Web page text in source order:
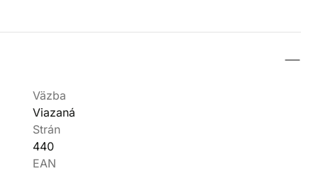
Väzba
Viazaná
Strán
440
EAN